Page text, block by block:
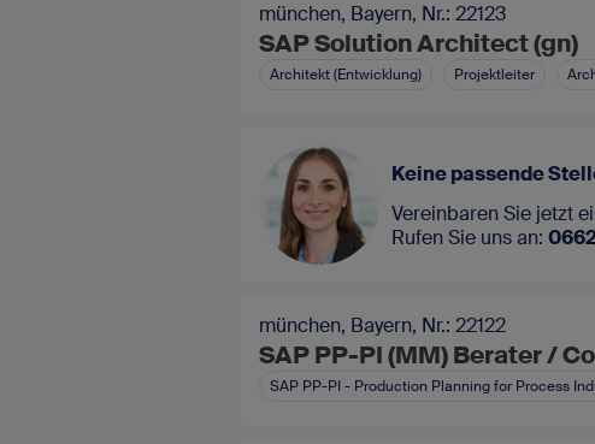
münchen, Bayern, Nr.: 22123
SAP Solution Architect (gn)
Architekt (Entwicklung) Projektleiter
Keine passende
Vereinbaren Sie jetzt
Rufen Sie uns an:
münchen, Bayern, Nr.: 22122
SAP PP-PI (MM) Berater /
SAP PP-PI - Production Planning for Process